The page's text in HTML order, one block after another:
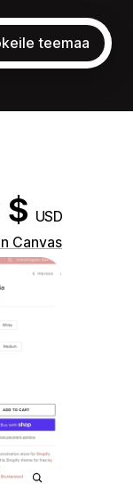
teemaa
$ USD
Canvas